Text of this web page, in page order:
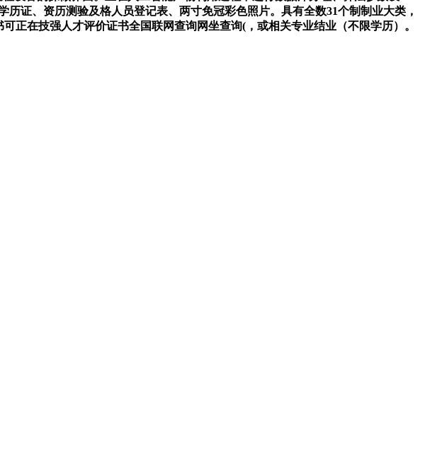
证、资历测验及格人员登记表、两寸免冠彩色照片。具有全数31个制制业大类，
正在技强人才评价证书全国联网查询网坐查询(，或相关专业结业（不限学历）。